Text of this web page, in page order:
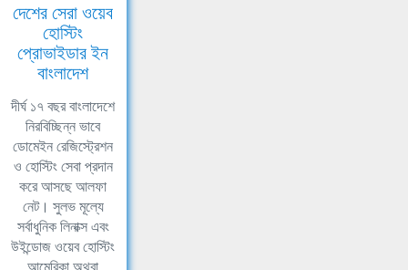
দেশের সেরা ওয়েব
হোস্টিং
প্রোভাইডার ইন
বাংলাদেশ
দীর্ঘ ১৭ বছর বাংলাদেশে
নিরবিচ্ছিন্ন ভাবে
ডোমেইন রেজিস্ট্রেশন
ও হোস্টিং সেবা প্রদান
করে আসছে আলফা
নেট। সুলভ মূল্যে
সর্বাধুনিক লিনাক্স এবং
উইন্ডোজ ওয়েব হোস্টিং